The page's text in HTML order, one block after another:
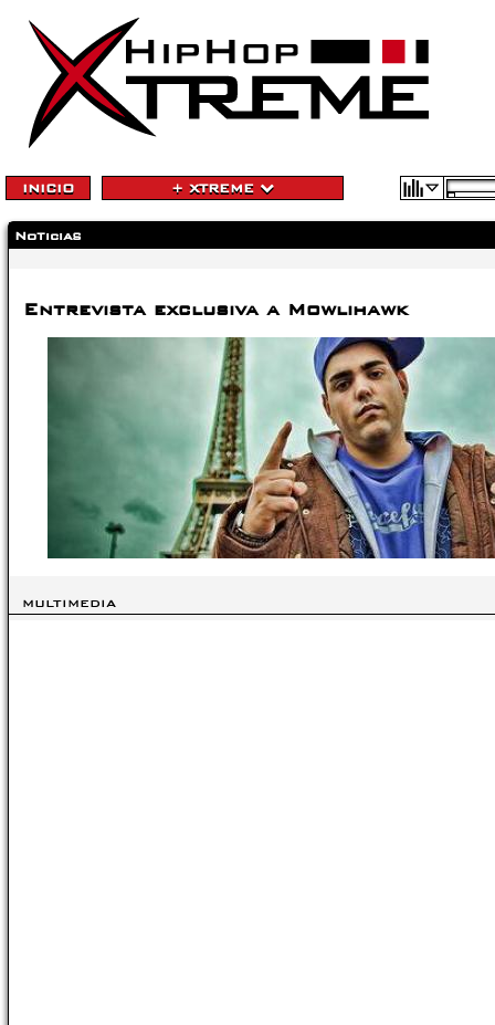
INICIO + XTREME
Noticias
Entrevista exclusiva a Mowlihawk
MULTIMEDIA